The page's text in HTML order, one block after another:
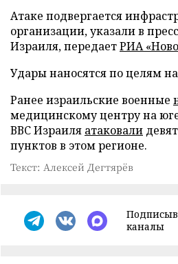
Атаке подвергается
организации, указали в
Израиля, передаетРИА
Удары наносятся по целям
Ранее израильские военные
медицинскому центру на
ВВС Израиля атаковали
пунктов в этом регионе.
Текст: Алексей Дегтярёв
каналы